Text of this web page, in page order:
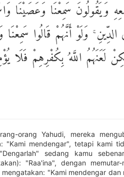
وَيَقُولُونَ سَمِعْنَا وَعَصَيْنَا
وَلَوْ أَنَّهُمْ قَالُوا سَمِعْنَا
لَعَنَهُمُ اللَّهُ بِكُفْرِهِمْ فَلَا
orang Yahudi, mereka
"Kami mendengar", tetapi kami
sedang kamu
"Raa'ina", dengan
mengatakan: "Kami mendengar